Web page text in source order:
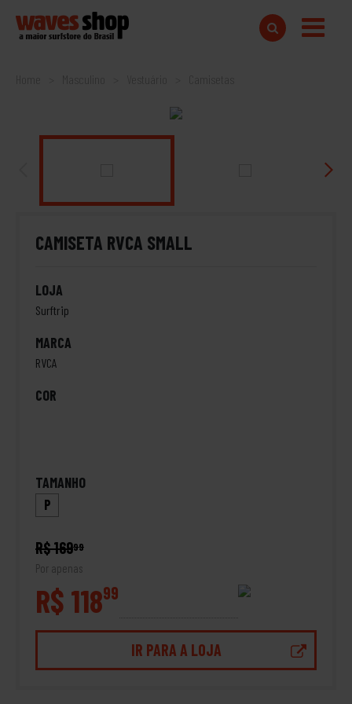
Home Camisetas
CAMISETA RVCA SMALL
LOJA
Surftrip
MARCA
RVCA
COR
TAMANHO
P
R$ 16999
Por apenas
R$ 11899
IR PARA A LOJA